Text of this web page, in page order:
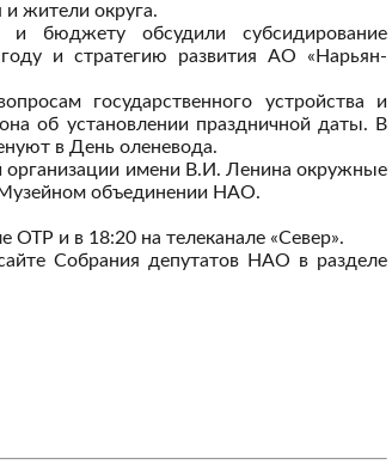
и жители округа.
и бюджету обсудили субсидирование
и стратегию развития АО «Нарьян-
государственного устройства и
об установлении праздничной даты. В
в День оленевода.
организации имени В.И. Ленина окружные
Музейном объединении НАО.
ОТР и в 18:20 на телеканале «Север».
Собрания депутатов НАО в разделе